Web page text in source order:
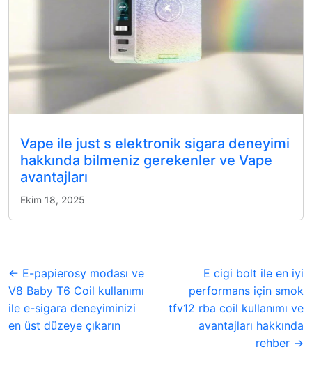
Vape ile just s elektronik sigara deneyimi
hakkında bilmeniz gerekenler ve Vape
avantajları
Ekim 18, 2025
← E-papierosy modası ve
V8 Baby T6 Coil kullanımı
ile e-sigara deneyiminizi
en üst düzeye çıkarın
E cigi bolt ile en iyi
performans için smok
tfv12 rba coil kullanımı ve
avantajları hakkında
rehber →